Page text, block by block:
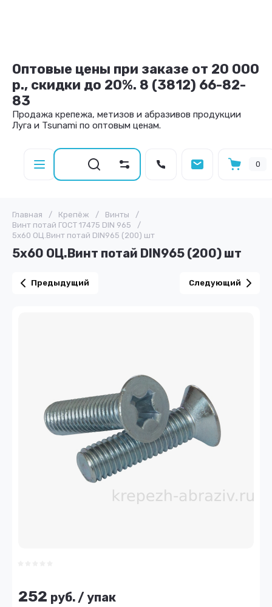
Оптовые цены при заказе от 20 000
р., скидки до 20%. 8 (3812) 66-82-
83
Продажа крепежа, метизов и абразивов продукции
Луга и Tsunami по оптовым ценам.
0
Главная / Крепёж / Винты
/
Винт потай ГОСТ 17475 DIN 965
/
5х60 ОЦ.Винт потай DIN965 (200) шт
5х60 ОЦ.Винт потай DIN965 (200) шт
Предыдущий Следующий
252 руб. /упак